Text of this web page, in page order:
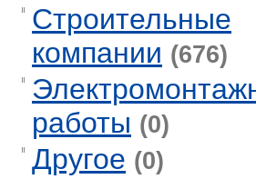
Строительные
компании (676)
работы (0)
Другое (0)